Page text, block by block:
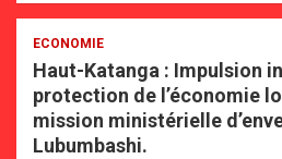
ECONOMIE
Haut-Katanga : Impulsion
protection de l’économie
mission ministérielle
Lubumbashi.